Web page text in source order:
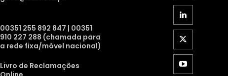
00351 255 892 847 | 00351
910 227 288 (chamada para
a rede fixa/móvel nacional)
Livro de Reclamações